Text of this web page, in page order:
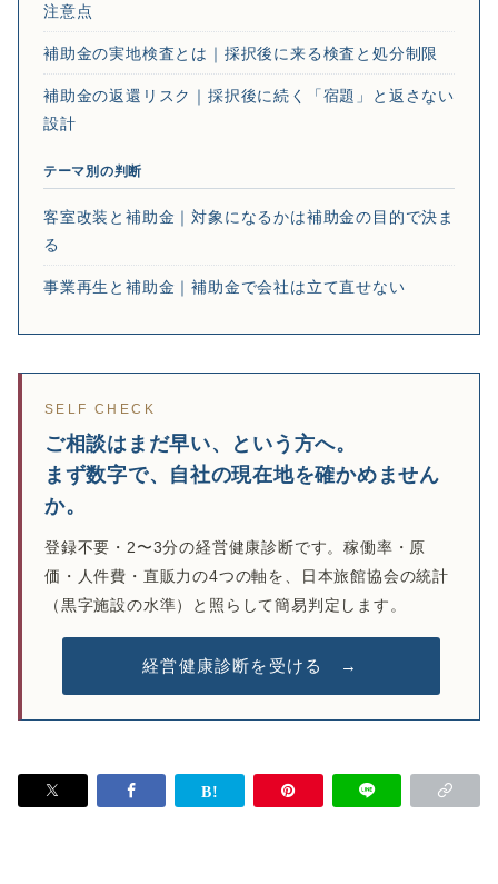
注意点
補助金の実地検査とは｜採択後に来る検査と処分制限
補助金の返還リスク｜採択後に続く「宿題」と返さない
設計
テーマ別の判断
客室改装と補助金｜対象になるかは補助金の目的で決ま
る
事業再生と補助金｜補助金で会社は立て直せない
SELF CHECK
ご相談はまだ早い、という方へ。
まず数字で、自社の現在地を確かめません
か。
登録不要・2〜3分の経営健康診断です。稼働率・原
価・人件費・直販力の4つの軸を、日本旅館協会の統計
（黒字施設の水準）と照らして簡易判定します。
経営健康診断を受ける →